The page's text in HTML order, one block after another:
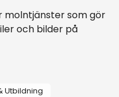
molntjänster som gör
och bilder på
Utbildning